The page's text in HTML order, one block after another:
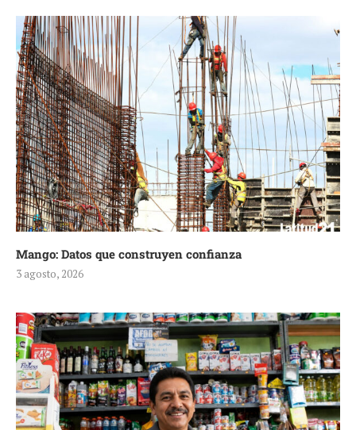
Mango: Datos que construyen confianza
3 agosto, 2026